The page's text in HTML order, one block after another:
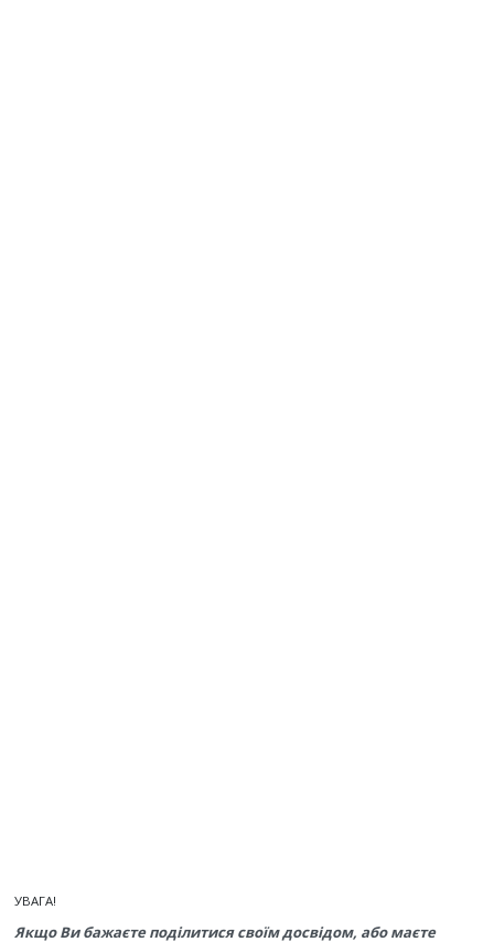
УВАГА!
Якщо Ви бажаєте поділитися своїм досвідом, або маєте